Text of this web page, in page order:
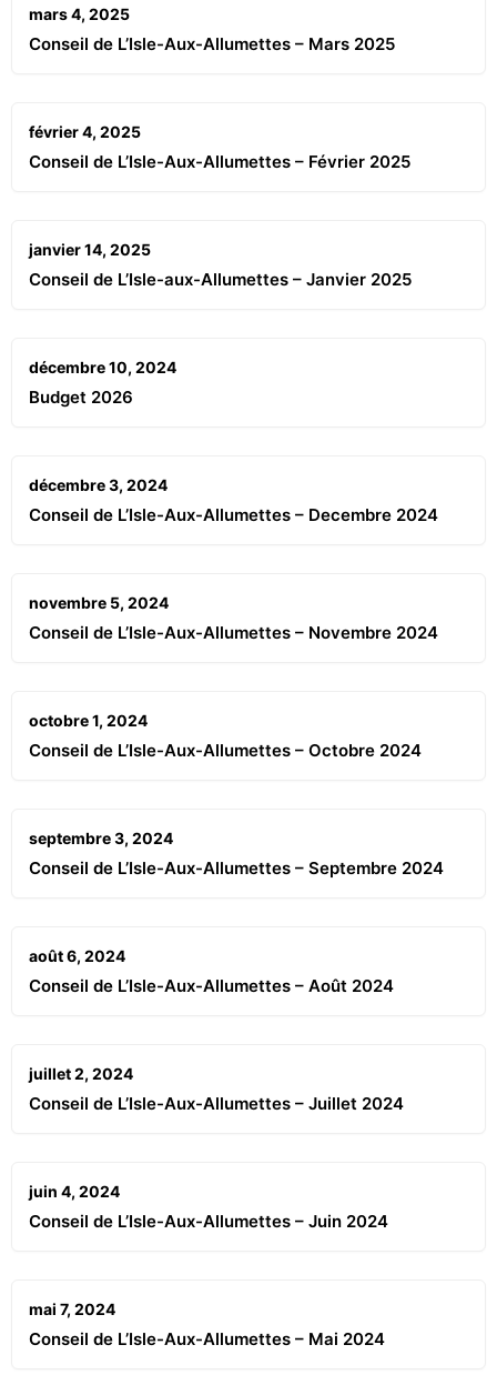
mars 4, 2025
Conseil de L’Isle-Aux-Allumettes – Mars 2025
février 4, 2025
Conseil de L’Isle-Aux-Allumettes – Février 2025
janvier 14, 2025
Conseil de L’Isle-aux-Allumettes – Janvier 2025
décembre 10, 2024
Budget 2026
décembre 3, 2024
Conseil de L’Isle-Aux-Allumettes – Decembre 2024
novembre 5, 2024
Conseil de L’Isle-Aux-Allumettes – Novembre 2024
octobre 1, 2024
Conseil de L’Isle-Aux-Allumettes – Octobre 2024
septembre 3, 2024
Conseil de L’Isle-Aux-Allumettes – Septembre 2024
août 6, 2024
Conseil de L’Isle-Aux-Allumettes – Août 2024
juillet 2, 2024
Conseil de L’Isle-Aux-Allumettes – Juillet 2024
juin 4, 2024
Conseil de L’Isle-Aux-Allumettes – Juin 2024
mai 7, 2024
Conseil de L’Isle-Aux-Allumettes – Mai 2024